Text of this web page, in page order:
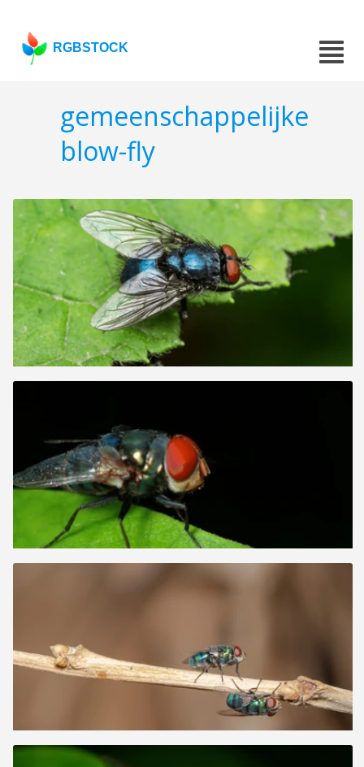
RGBSTOCK
gemeenschappelijke
blow-fly